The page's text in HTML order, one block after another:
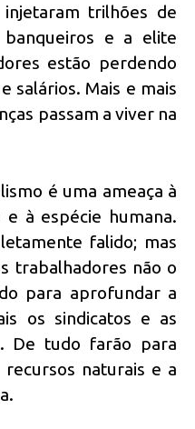
trilhões de
e a elite
estão perdendo
salários. Mais e mais
passam a viver na
é uma ameaça à
à espécie humana.
falido; mas
trabalhadores não o
para aprofundar a
os sindicatos e as
De tudo farão para
naturais e a